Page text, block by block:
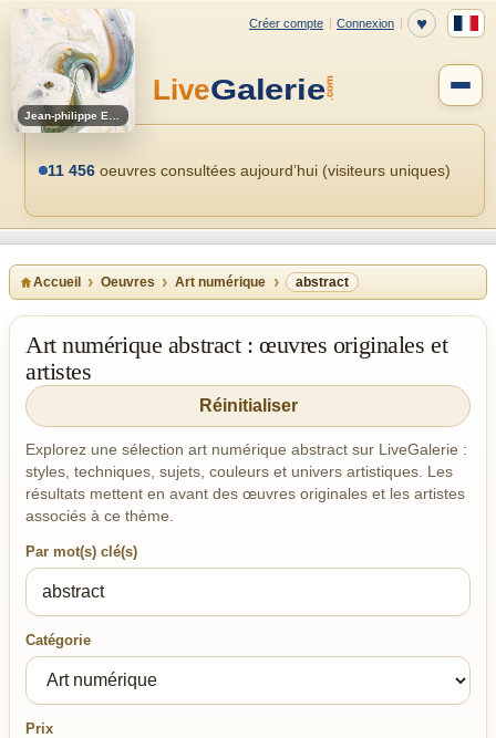
11 456 oeuvres consultées aujourd’hui (visiteurs uniques)
Accueil Oeuvres Art numérique abstract
Art numérique abstract : œuvres originales et
artistes
Réinitialiser
Explorez une sélection art numérique abstract sur LiveGalerie :
styles, techniques, sujets, couleurs et univers artistiques. Les
résultats mettent en avant des œuvres originales et les artistes
associés à ce thème.
Par mot(s) clé(s)
Catégorie
Prix